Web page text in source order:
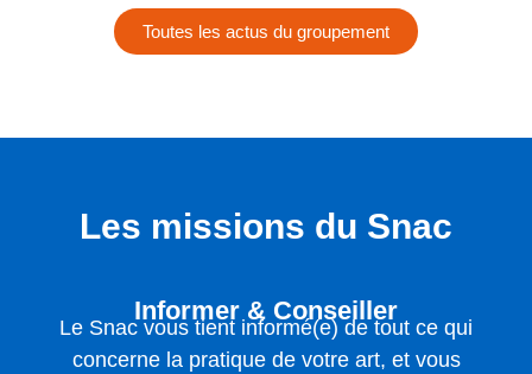
Toutes les actus du groupement
Les missions du Snac
Informer & Conseiller
Le Snac vous tient informé(e) de tout ce qui
concerne la pratique de votre art, et vous